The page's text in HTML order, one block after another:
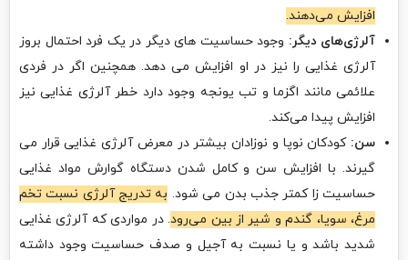
افزایش می‌دهند.
آلرژی‌های دیگر: وجود حساسیت ‌های دیگر در یک فرد احتمال بروز
آلرژی غذایی را نیز در او افزایش می ‌دهد. همچنین اگر در فردی
علائمی مانند اگزما و تب یونجه وجود دارد خطر آلرژی غذایی نیز
افزایش پیدا می‌کند.
سن: کودکان نوپا و نوزادان بیشتر در معرض آلرژی غذایی قرار می‌
گیرند. با افزایش سن و کامل شدن دستگاه گوارش مواد غذایی
حساسیت زا کمتر جذب بدن می‌ شود. به تدریج آلرژی نسبت تخم
مرغ، سویا، گندم و شیر از بین می‌رود. در مواردی که آلرژی غذایی
شدید باشد و یا نسبت به آجیل و صدف حساسیت وجود داشته